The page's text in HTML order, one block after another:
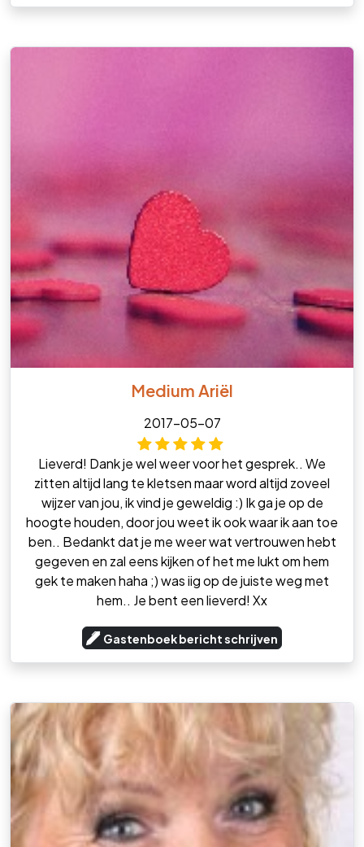
Medium Ariël
2017-05-07
Lieverd! Dank je wel weer voor het gesprek.. We
zitten altijd lang te kletsen maar word altijd zoveel
wijzer van jou, ik vind je geweldig :) Ik ga je op de
hoogte houden, door jou weet ik ook waar ik aan toe
ben.. Bedankt dat je me weer wat vertrouwen hebt
gegeven en zal eens kijken of het me lukt om hem
gek te maken haha ;) was iig op de juiste weg met
hem.. Je bent een lieverd! Xx
Gastenboek bericht schrijven